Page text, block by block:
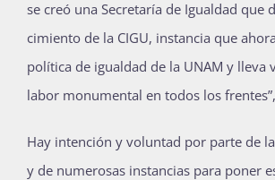
se creó una Secretaría de Igualdad que
cimiento de la CIGU, instancia que
política de igualdad de la UNAM y lleva
labor monumental en todos los
Hay intención y voluntad por parte de
y de numerosas instancias para poner